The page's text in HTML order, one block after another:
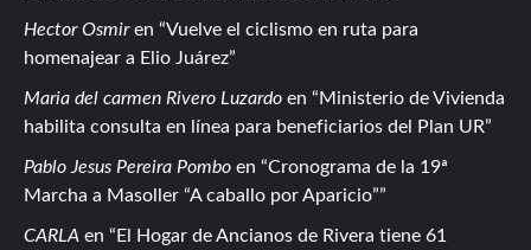
Hector Osmiren
Vuelve el ciclismo en ruta para
homenajear a Elio Juárez
Maria del carmen Rivero Luzardo en
Ministerio de Vivienda
habilita consulta en línea para beneficiarios del Plan UR
Pablo Jesus Pereira Pombo en
Cronograma de la 19ª
Marcha a Masoller “A caballo por Aparicio”
CARLA en El Hogar de Ancianos de Rivera tiene 61